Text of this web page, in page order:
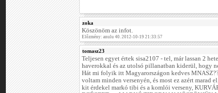
zoka
Köszönöm az infot.
Előzmény: anulu 40. 2012-10-19 21:33:57
tomasz23
Teljesen egyet értek sisa2107 - tel, már lassan 2
haverokkal és az utolsó pillanatban kiderül, hogy
Hát mi folyik itt Magyarországon kedves
voltam minden versenyén, és most ez azért marad
kit érdekel markó tibi és a komlói verseny,